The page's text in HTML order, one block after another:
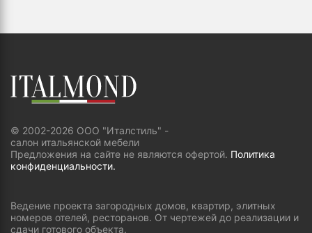
© 2002-2026 ООО "Италстиль" -
салон итальянской мебели
Предложения на сайте не являются офертой. Политика
конфиденциальности.
Ведение проекта загородных домов, квартир, элитных
номеров отелей, ресторанов. От чертежей до реализации и
сдачи готового объекта.